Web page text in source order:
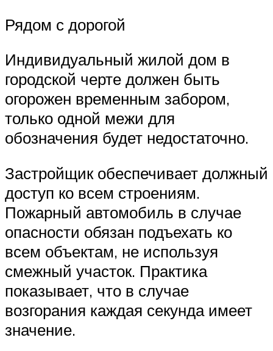
Рядом с дорогой
Индивидуальный жилой дом в
городской черте должен быть
огорожен временным забором,
только одной межи для
обозначения будет недостаточно.
Застройщик обеспечивает должный
доступ ко всем строениям.
Пожарный автомобиль в случае
опасности обязан подъехать ко
всем объектам, не используя
смежный участок. Практика
показывает, что в случае
возгорания каждая секунда имеет
значение.